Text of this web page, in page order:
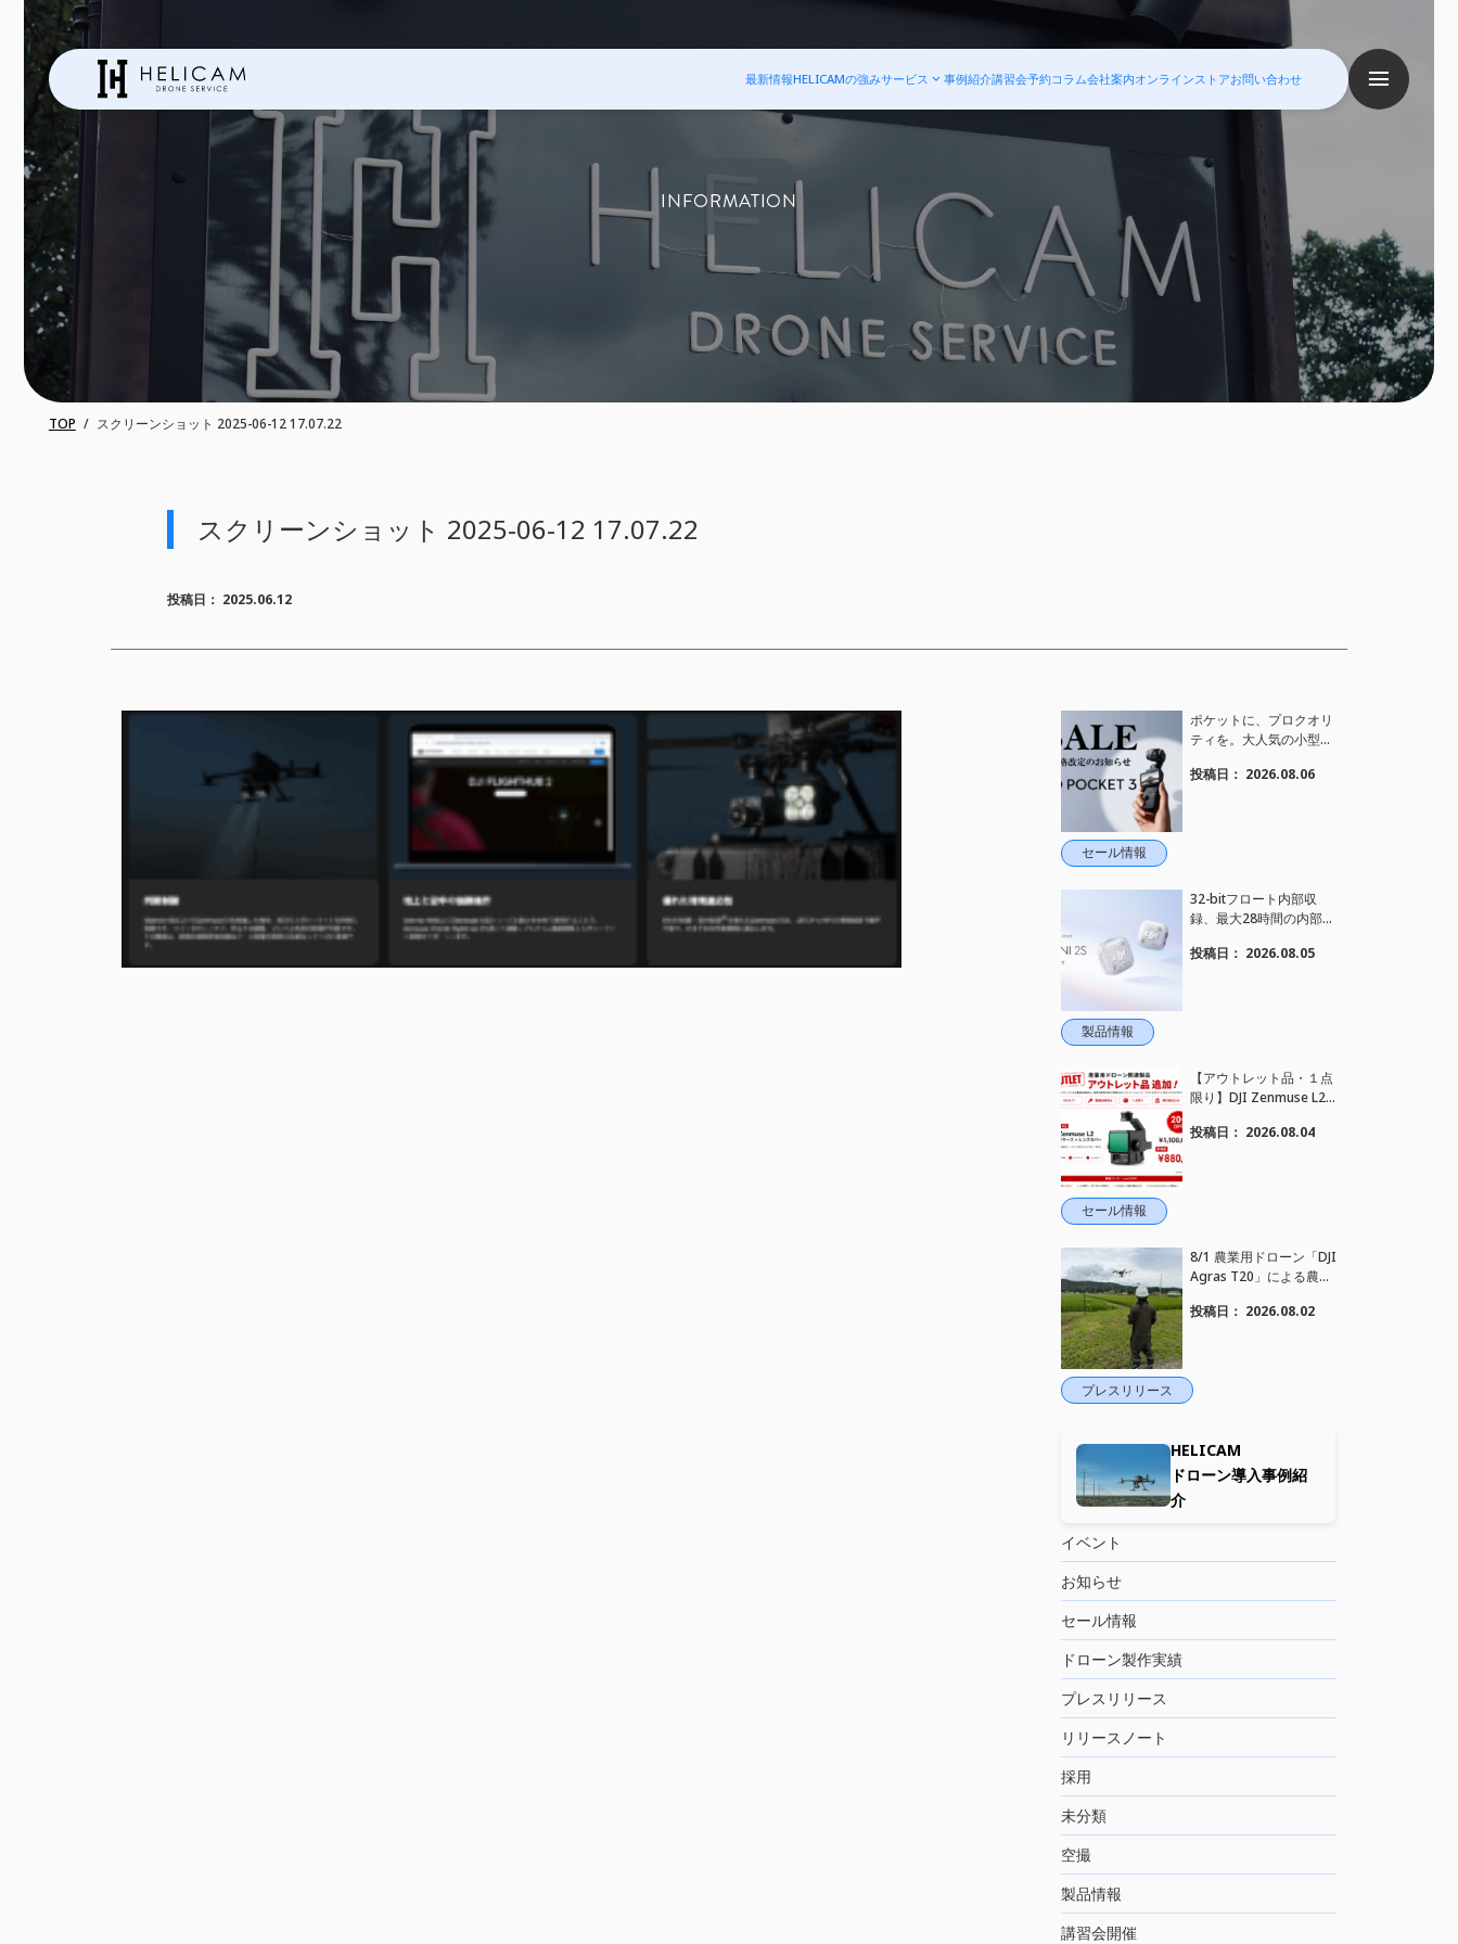
最新情報HELICAMの強みサービス 事例紹介講習会予約コラム会社案内オンラインストアお問い合わせ
INFORMATION
TOP スクリーンショット 2025-06-12 17.07.22
スクリーンショット 2025-06-12 17.07.22
投稿日： 2025.06.12
セール情報
ポケットに、プロクオリ
ティを。大人気の小型カ
定価がさらにお値下げさ
投稿日： 2026.08.06
製品情報
32-bitフロート内部収
録、最大28時間の内部録
応、2段階AIノイズキャ
投稿日： 2026.08.05
セール情報
【アウトレット品・１点
限り】DJI Zenmuse L2
た。｜HELICAM STORE
投稿日： 2026.08.04
プレスリリース
8/1 農業用ドローン「DJI
Agras T20」による農薬
実施しました
投稿日： 2026.08.02
HELICAM
ドローン導入事例紹
介
イベント
お知らせ
セール情報
ドローン製作実績
プレスリリース
リリースノート
採用
未分類
空撮
製品情報
講習会開催